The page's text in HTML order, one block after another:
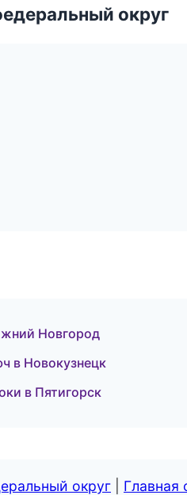
округ
Новгород
в Новокузнецк
в Пятигорск
округ Главная